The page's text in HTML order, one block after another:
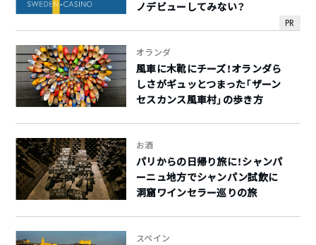
PR
ノデビューしてみない？
オランダ
風車に木靴にチーズ！オランダら
しさがギュッとつまった「ザーン
セスカンス風車村」の歩き方
お酒
パリからの日帰り旅に！シャンパ
ーニュ地方でシャンパン試飲に
洞窟ワインセラー巡りの旅
スペイン